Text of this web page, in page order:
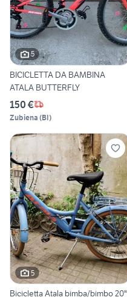
5
BICICLETTA DA BAMBINA
ATALA BUTTERFLY
150 €
Zubiena (BI)
5
Bicicletta Atala bimba/bimbo 20"